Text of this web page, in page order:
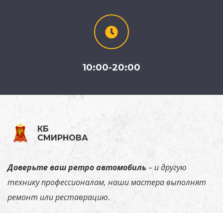
10:00-20:00
КБ
СМИРНОВА
Доверьтеваш ретро автомобиль– идругую
техникупрофессионалам, нашимастеравыполнят
ремонт или реставрацию.